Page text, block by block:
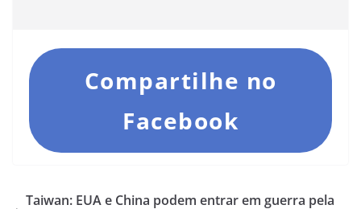
Compartilhe no
Facebook
Taiwan: EUA e China podem entrar em guerra pela